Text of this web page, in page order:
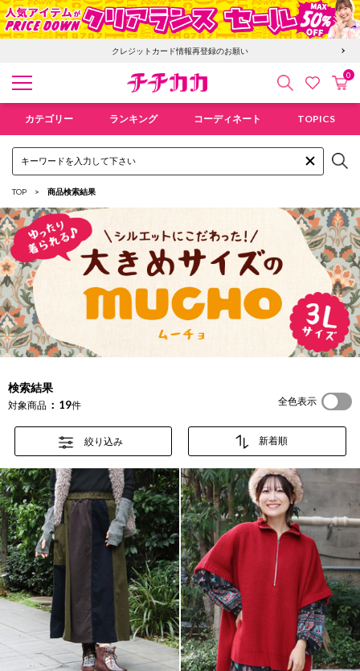
6,400円以上で送料無料！新規会員登録で300pt贈呈！
検索 お気にカ
0
カテゴリー ランキング コーディネート TOPICS
TOP 商品検索結果
検索結果
対象商品 19件 全色表示
絞り込み